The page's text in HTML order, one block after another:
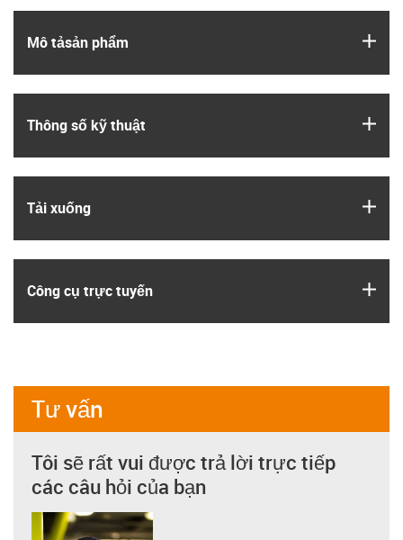
Mô tả­sản phẩm
Thông số kỹ thuật
Tải xuống
Công cụ trực tuyến
Tư vấn
Tôi sẽ rất vui được trả lời trực tiếp
các câu hỏi của bạn